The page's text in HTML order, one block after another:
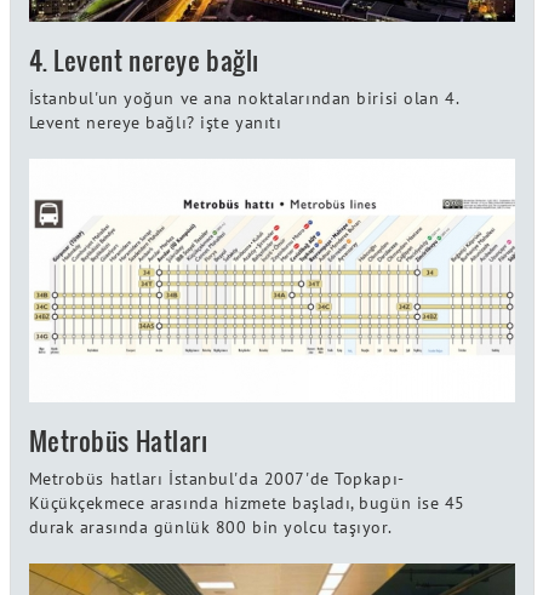
4. Levent nereye bağlı
İstanbul'un yoğun ve ana noktalarından birisi olan 4.
Levent nereye bağlı? işte yanıtı
Metrobüs Hatları
Metrobüs hatları İstanbul'da 2007'de Topkapı-
Küçükçekmece arasında hizmete başladı, bugün ise 45
durak arasında günlük 800 bin yolcu taşıyor.